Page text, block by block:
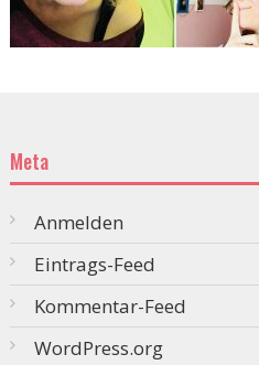
Meta
Anmelden
Eintrags-Feed
Kommentar-Feed
WordPress.org